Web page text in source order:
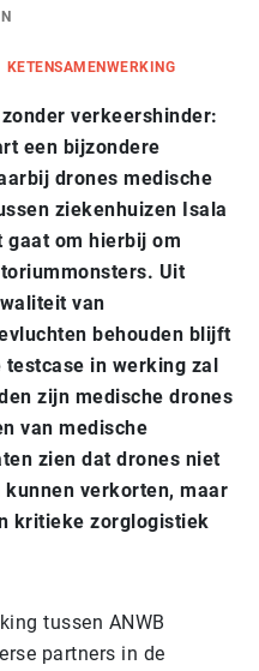
KETENSAMENWERKING
verkeershinder:
een bijzondere
drones medische
ziekenhuizen Isala
gaat om hierbij om
Uit
van
behouden blijft
in werking zal
zijn medische drones
van medische
zien dat drones niet
verkorten, maar
kritieke zorglogistiek
tussen ANWB
partners in de